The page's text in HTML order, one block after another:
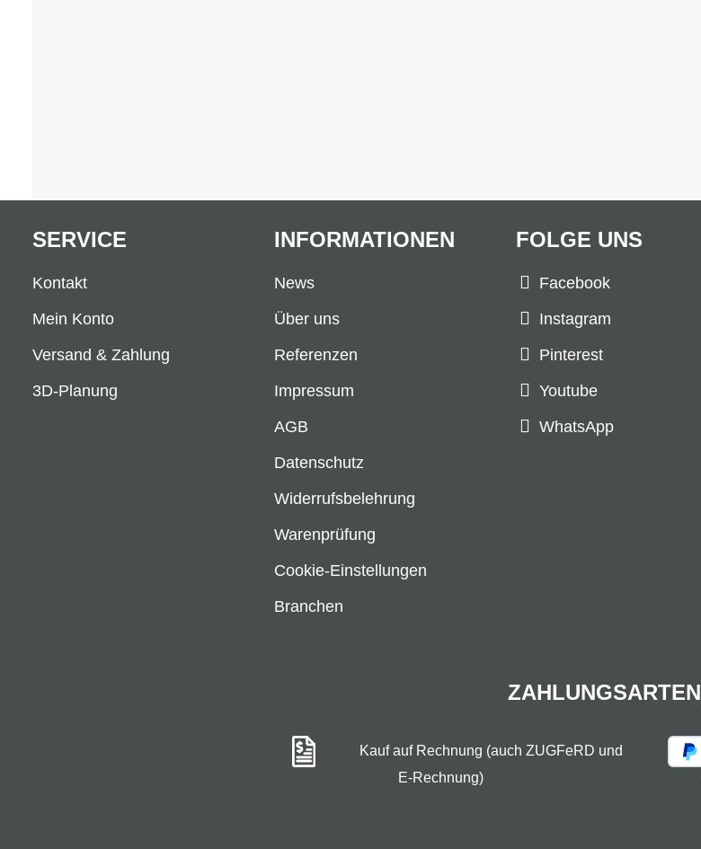
FOLGE UNS
Facebook
Instagram
Pinterest
Youtube
WhatsApp
SERVICE
Kontakt
Mein Konto
Versand & Zahlung
3D-Planung
INFORMATIONEN
News
Über uns
Referenzen
Impressum
AGB
Datenschutz
Widerrufsbelehrung
Warenprüfung
Cookie-Einstellungen
Branchen
ZAHLUNGSARTEN
Kauf auf Rechnung (auch ZUGFeRD und
E-Rechnung)